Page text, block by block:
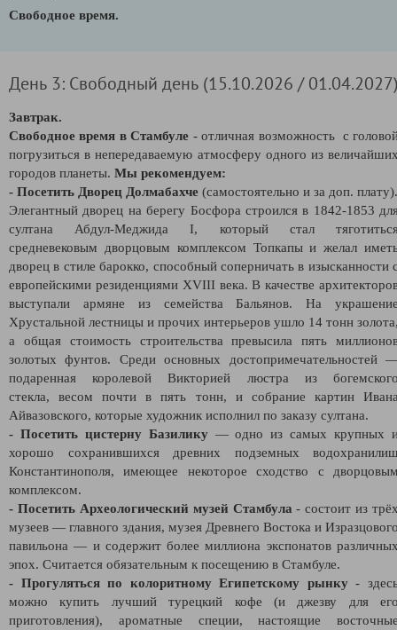
Свободное время.
День 3: Свободный день (15.10.2026 /
Завтрак.
Свободное время в Стамбуле - отличная возможность с
погрузиться в непередаваемую атмосферу одного из
городов планеты. Мы рекомендуем:
- Посетить Дворец Долмабахче (самостоятельно и за доп. плату).
Элегантный дворец на берегу Босфора строился в 1842-1853
султана Абдул-Меджида I, который стал
средневековым дворцовым комплексом Топкапы и желал
дворец в стиле барокко, способный соперничать в изысканности
европейскими резиденциями XVIII века. В качестве
выступали армяне из семейства Бальянов. На
Хрустальной лестницы и прочих интерьеров ушло 14 тонн
а общая стоимость строительства превысила пять
золотых фунтов. Среди основных достопримечательностей
подаренная королевой Викторией люстра из
стекла, весом почти в пять тонн, и собрание картин
Айвазовского, которые художник исполнил по заказу султана.
- Посетить цистерну Базилику— одно из самых крупных
хорошо сохранившихся древних подземных
Константинополя, имеющее некоторое сходство с
комплексом.
- Посетить Археологический музей Стамбула - состоит из
музеев — главного здания, музея Древнего Востока и
павильона — и содержит более миллиона экспонатов
эпох. Считается обязательным к посещению в Стамбуле.
- Прогуляться по колоритному Египетскому рынку-
можно купить лучший турецкий кофе (и джезву для
приготовления), ароматные специи, настоящие